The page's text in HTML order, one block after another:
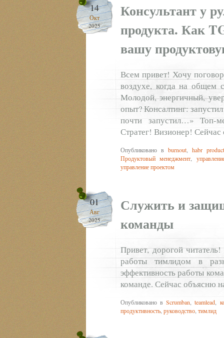
14
Окт
2025
Консультант у
продукта. Как
вашу
Всем привет! Хочу
воздухе, когда на общем
Молодой, энергичный,
опыт? Консалтинг:
почти запустил…» Топ-
Стратег! Визионер!
Опубликовано в burnout
habr product
Продуктовый менеджмент
управление проектом
01
Авг
2025
Служить и
команды
Привет, дорогой
работы тимлидом в
эффективность работы
команде. Сейчас объясню
Опубликовано вScrumban ,teamlead
продуктивность руководство тимлид